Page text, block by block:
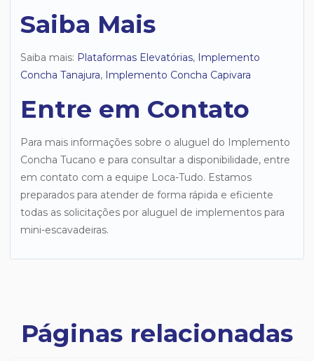
Saiba Mais
Saiba mais: Plataformas Elevatórias, Implemento
Concha Tanajura, Implemento Concha Capivara
Entre em Contato
Para mais informações sobre o aluguel do Implemento
Concha Tucano e para consultar a disponibilidade, entre
em contato com a equipe Loca-Tudo. Estamos
preparados para atender de forma rápida e eficiente
todas as solicitações por aluguel de implementos para
mini-escavadeiras.
Páginas relacionadas